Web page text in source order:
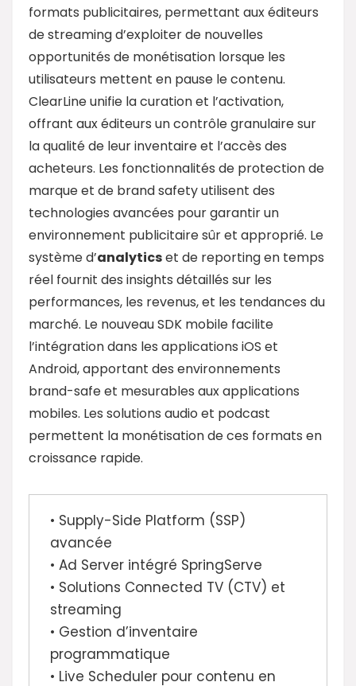
formats publicitaires, permettant aux éditeurs
de streaming d’exploiter de nouvelles
opportunités de monétisation lorsque les
utilisateurs mettent en pause le contenu.
ClearLine unifie la curation et l’activation,
offrant aux éditeurs un contrôle granulaire sur
la qualité de leur inventaire et l’accès des
acheteurs. Les fonctionnalités de protection de
marque et de brand safety utilisent des
technologies avancées pour garantir un
environnement publicitaire sûr et approprié. Le
système d’analyticset de reporting en temps
réel fournit des insights détaillés sur les
performances, les revenus, et les tendances du
marché. Le nouveau SDK mobile facilite
l’intégration dans les applications iOS et
Android, apportant des environnements
brand-safe et mesurables aux applications
mobiles. Les solutions audio et podcast
permettent la monétisation de ces formats en
croissance rapide.
• Supply-Side Platform (SSP)
avancée
• Ad Server intégré SpringServe
• Solutions Connected TV (CTV) et
streaming
• Gestion d’inventaire
programmatique
• Live Scheduler pour contenu en